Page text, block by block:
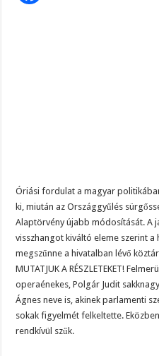
Óriási fordulat a magyar
ki, miután az Országgyűlés
Alaptörvény újabb módosítását. A
visszhangot kiváltó eleme szerint
megszűnne a hivatalban lévő
MUTATJUK A RÉSZLETEKET!
operaénekes, Polgár Judit
Ágnes neve is, akinek parlamenti
sokak figyelmét felkeltette.
rendkívül szűk.